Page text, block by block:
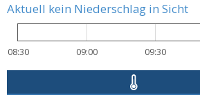
Aktuell kein Niederschlag in Sicht
08:30 09:00 09:30